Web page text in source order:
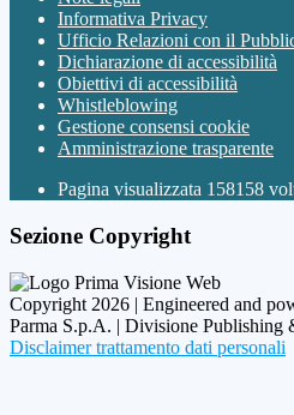
Informativa Privacy
Ufficio Relazioni con il
Dichiarazione di accessibilità
Obiettivi di accessibilità
Whistleblowing
Gestione consensi cookie
Amministrazione trasparente
Pagina visualizzata 158158
Sezione Copyright
Copyright 2026 | Engineered and
Parma S.p.A. | Divisione Publishing
Disclaimer trattamento dati personali